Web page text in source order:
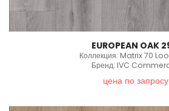
EUROPEAN OAK
Коллекция: Matrix 70
Бренд: IVC
цена по запросу